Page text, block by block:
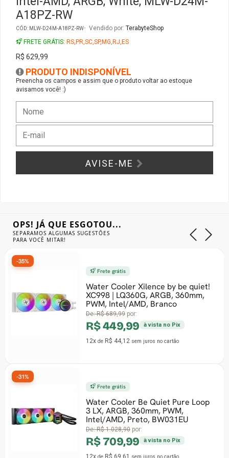
A18PZ-RW
CÓD: MLW-D24M-A18PZ-RW Vendido por: TerabyteShop
FRETE GRÁTIS: RS,PR,SC,SP,MG,RJ,ES
R$ 629,99
PRODUTO INDISPONÍVEL
Preencha os campos e assim que o produto voltar ao estoque
avisamos você! :)
AVISE-ME
OPS! JÁ QUE ESGOTOU...
SEPARAMOS ALGUMAS SUGESTÕES
PARA VOCÊ MITAR!
Frete grátis
Water Cooler Xilence by be quiet!
XC998 | LQ360G, ARGB, 360mm,
PWM, Intel/AMD, Branco
De:R$ 689,99por:
R$ 449,99 à vista no Pix
12x de R$ 44,12sem juros no cartão
-35%
Frete grátis
Water Cooler Be Quiet Pure Loop
3 LX, ARGB, 360mm, PWM,
Intel/AMD, Preto, BW031EU
De:R$ 1.028,90por:
R$ 709,99 à vista no Pix
12x de R$ 69,61 sem juros no cartão
-31%
Gabinete Liketec
Fonte Thermaltake
Ver Todos